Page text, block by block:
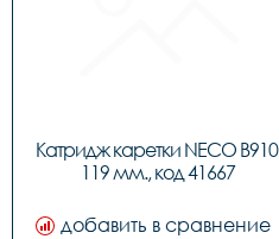
Катридж каретки NECO B910
119 мм., код 41667
добавить в сравнение